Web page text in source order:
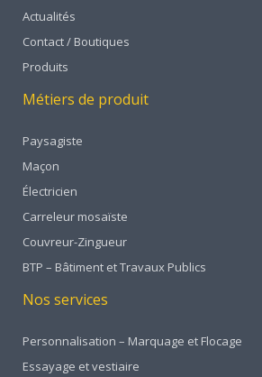
Actualités
Contact / Boutiques
Produits
Métiers de produit
Paysagiste
Maçon
Électricien
Carreleur mosaïste
Couvreur-Zingueur
BTP – Bâtiment et Travaux Publics
Nos services
Personnalisation – Marquage et Flocage
Essayage et vestiaire